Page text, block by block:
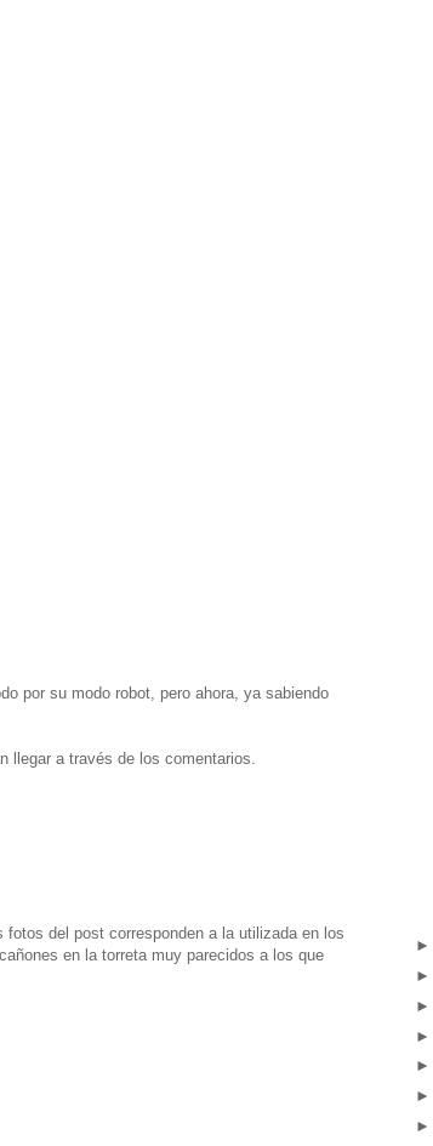
por su modo robot, pero ahora, ya sabiendo
llegar a través de los comentarios.
del post corresponden a la utilizada en los
en la torreta muy parecidos a los que
►
►
►
►
►
►
►